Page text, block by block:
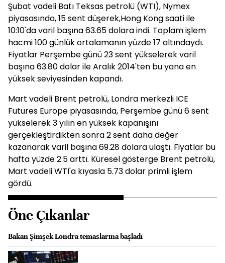
Şubat vadeli Batı Teksas petrolü (WTI), Nymex
piyasasında, 15 sent düşerek,Hong Kong saati ile
10:10'da varil başına 63.65 dolara indi. Toplam işlem
hacmi 100 günlük ortalamanın yüzde 17 altındaydı.
Fiyatlar Perşembe günü 23 sent yükselerek varil
başına 63.80 dolar ile Aralık 2014'ten bu yana en
yüksek seviyesinden kapandı.
Mart vadeli Brent petrolü, Londra merkezli ICE
Futures Europe piyasasında, Perşembe günü 6 sent
yükselerek 3 yılın en yüksek kapanışını
gerçekleştirdikten sonra 2 sent daha değer
kazanarak varil başına 69.28 dolara ulaştı. Fiyatlar bu
hafta yüzde 2.5 arttı. Küresel gösterge Brent petrolü,
Mart vadeli WTI'a kıyasla 5.73 dolar primli işlem
gördü.
Öne Çıkanlar
Bakan Şimşek Londra temaslarına başladı